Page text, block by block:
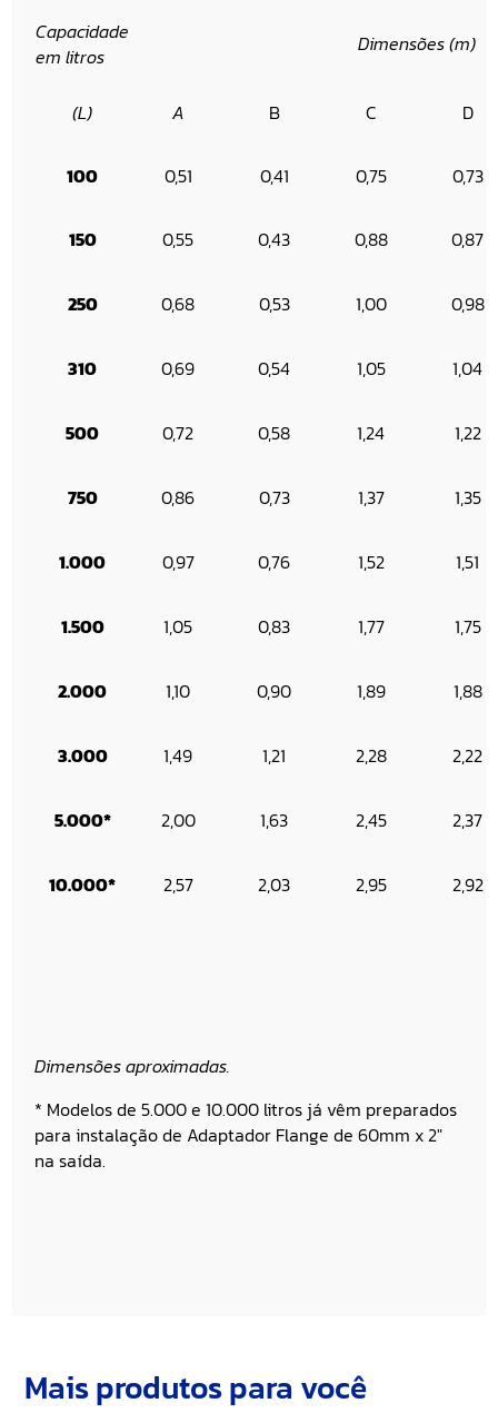
Capacidade
em litros
Dimensões (m)
(L) A B C D
100 0,51 0,41 0,75 0,73
150 0,55 0,43 0,88 0,87
250 0,68 0,53 1,00 0,98
310 0,69 0,54 1,05 1,04
500 0,72 0,58 1,24 1,22
750 0,86 0,73 1,37 1,35
1.000 0,97 0,76 1,52 1,51
1.500 1,05 0,83 1,77 1,75
2.000 1,10 0,90 1,89 1,88
3.000 1,49 1,21 2,28 2,22
5.000* 2,00 1,63 2,45 2,37
10.000* 2,57 2,03 2,95 2,92
Dimensões aproximadas.
* Modelos de 5.000 e 10.000 litros já vêm preparados
para instalação de Adaptador Flange de 60mm x 2″
na saída.
Mais produtos para você